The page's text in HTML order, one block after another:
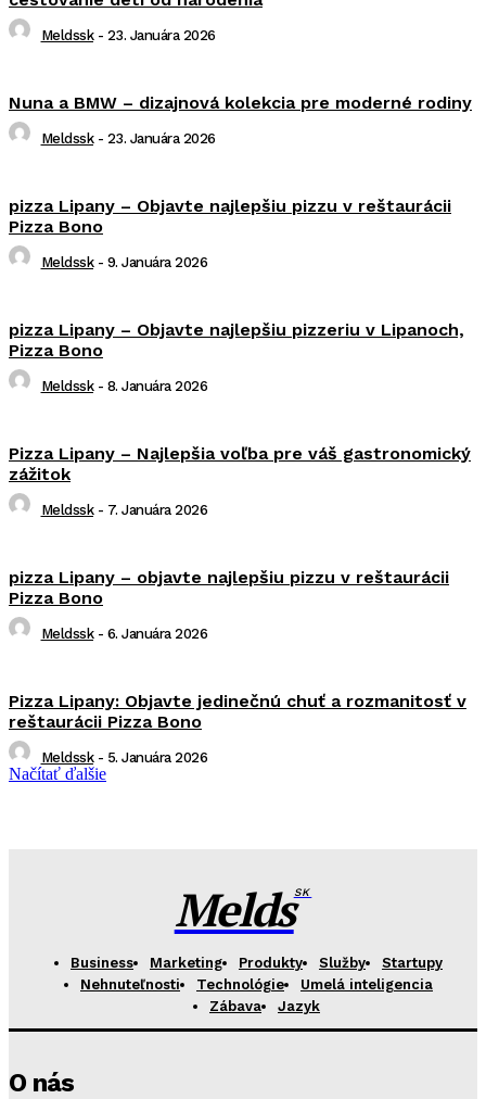
Meldssk - 23. Januára 2026
Nuna a BMW – dizajnová kolekcia pre moderné rodiny
Meldssk - 23. Januára 2026
pizza Lipany – Objavte najlepšiu pizzu v reštaurácii
Pizza Bono
Meldssk - 9. Januára 2026
pizza Lipany – Objavte najlepšiu pizzeriu v Lipanoch,
Pizza Bono
Meldssk - 8. Januára 2026
Pizza Lipany – Najlepšia voľba pre váš gastronomický
zážitok
Meldssk - 7. Januára 2026
pizza Lipany – objavte najlepšiu pizzu v reštaurácii
Pizza Bono
Meldssk - 6. Januára 2026
Pizza Lipany: Objavte jedinečnú chuť a rozmanitosť v
reštaurácii Pizza Bono
Meldssk - 5. Januára 2026
Načítať ďalšie
MeldsSK
Business Marketing Produkty Služby
Startupy
Nehnuteľnosti
Technológie
Umelá inteligencia
Zábava
Jazyk
O nás